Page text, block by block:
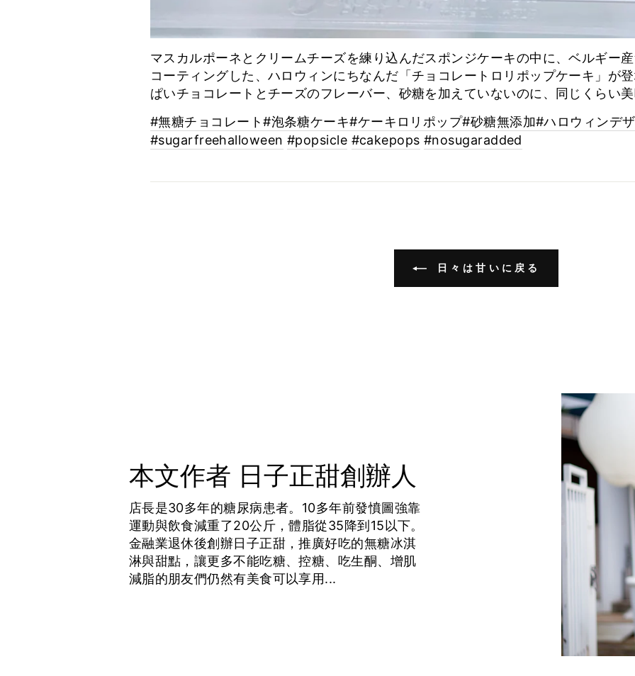
マスカルポーネとクリームチーズを練り込んだスポンジケーキの中に、ベルギー
コーティングした、ハロウィンにちなんだ「チョコレートロリポップケーキ」が
ぱいチョコレートとチーズのフレーバー、砂糖を加えていないのに、同じくらい
#無糖チョコレート#泡条糖ケーキ#ケーキロリポップ#砂糖無添加#ハロウィンデ
#sugarfreehalloween #popsicle #cakepops #nosugaradded
日々は甘いに戻る
本文作者 日子正甜創辦人
店長是30多年的糖尿病患者。10多年前發憤圖強靠
運動與飲食減重了20公斤，體脂從35降到15以下。
金融業退休後創辦日子正甜，推廣好吃的無糖冰淇
淋與甜點，讓更多不能吃糖、控糖、吃生酮、增肌
減脂的朋友們仍然有美食可以享用...